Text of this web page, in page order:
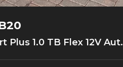
Plus 1.0 TB Flex 12V Aut.